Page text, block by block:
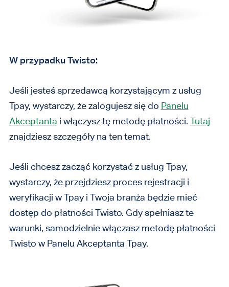
W przypadku Twisto:
Jeśli jesteś sprzedawcą korzystającym z usług
Tpay, wystarczy, że zalogujesz się do Panelu
Akceptanta i włączysz tę metodę płatności. Tutaj
znajdziesz szczegóły na ten temat.
Jeśli chcesz zacząć korzystać z usług Tpay,
wystarczy, że przejdziesz proces rejestracji i
weryfikacji w Tpay i Twoja branża będzie mieć
dostęp do płatności Twisto. Gdy spełniasz te
warunki, samodzielnie włączasz metodę płatności
Twisto w Panelu Akceptanta Tpay.